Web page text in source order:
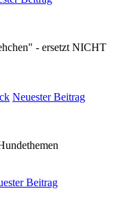
- ersetzt NICHT
Neuester Beitrag
Beitrag